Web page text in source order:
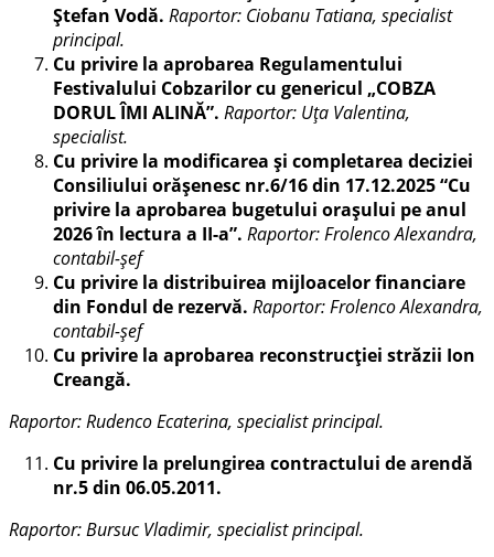
Ştefan Vodă. Raportor: Ciobanu Tatiana, specialist
principal.
Cu privire la aprobarea Regulamentului
Festivalului Cobzarilor cu genericul „COBZA
DORUL ÎMI ALINĂ”. Raportor: Uța Valentina,
specialist.
Cu privire la modificarea şi completarea deciziei
Consiliului orăşenesc nr.6/16 din 17.12.2025 “Cu
privire la aprobarea bugetului oraşului pe anul
2026 în lectura a II-a”. Raportor: Frolenco Alexandra,
contabil-șef
Cu privire la distribuirea mijloacelor financiare
din Fondul de rezervă. Raportor: Frolenco Alexandra,
contabil-șef
Cu privire la aprobarea reconstrucției străzii Ion
Creangă.
Raportor: Rudenco Ecaterina, specialist principal.
Cu privire la prelungirea contractului de arendă
nr.5 din 06.05.2011.
Raportor: Bursuc Vladimir, specialist principal.